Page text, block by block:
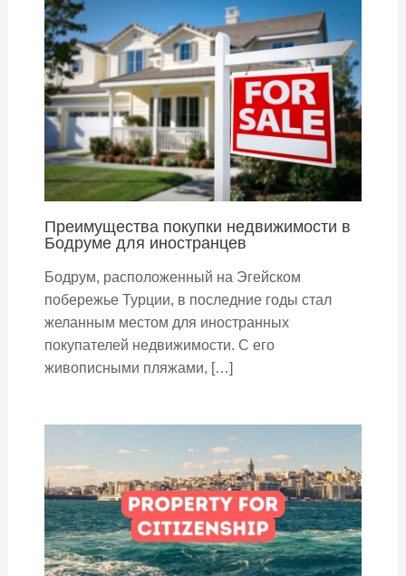
Преимущества покупки недвижимости в
Бодруме для иностранцев
Бодрум, расположенный на Эгейском
побережье Турции, в последние годы стал
желанным местом для иностранных
покупателей недвижимости. С его
живописными пляжами, […]